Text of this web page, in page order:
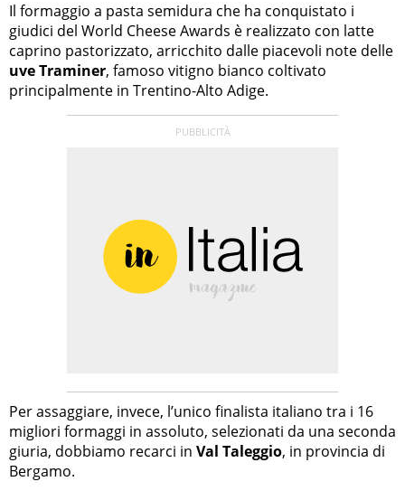
Il formaggio a pasta semidura che ha conquistato i
giudici del World Cheese Awards è realizzato con latte
caprino pastorizzato, arricchito dalle piacevoli note delle
uve Traminer, famoso vitigno bianco coltivato
principalmente in Trentino-Alto Adige.
Per assaggiare, invece, l’unico finalista italiano tra i 16
migliori formaggi in assoluto, selezionati da una seconda
giuria, dobbiamo recarci in Val Taleggio, in provincia di
Bergamo.